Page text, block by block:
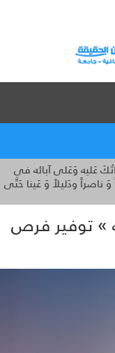
عَليه وَعَلى آبائه في
ودَليلاً وَ عَينا حَتّى
» توفير فرص